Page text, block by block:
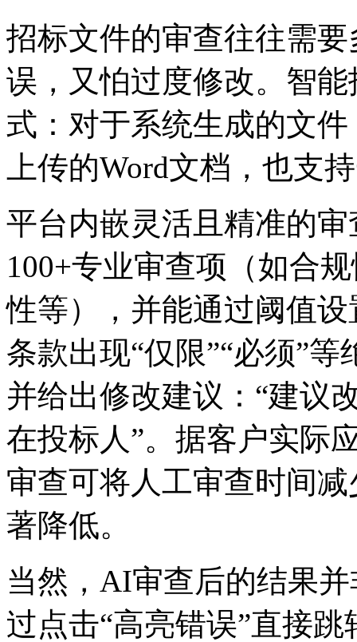
招标文件的审查往往需要
误，又怕过度修改。
式：对于系统生成的文
上传的Word文档，也
平台内嵌灵活且精准的审查
100+专业审查项（如合规性
性等），并能通过阈值
条款出现“仅限”“必须”等
并给出修改建议：“建议
在投标人”。据客户实际应
审查可将人工审查时间减
著降低。
当然，AI审查后的结
过点击“高亮错误”直接跳